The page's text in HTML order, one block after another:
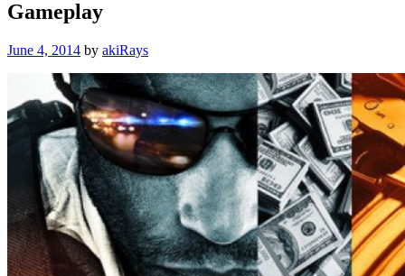
Gameplay
June 4, 2014 by akiRays